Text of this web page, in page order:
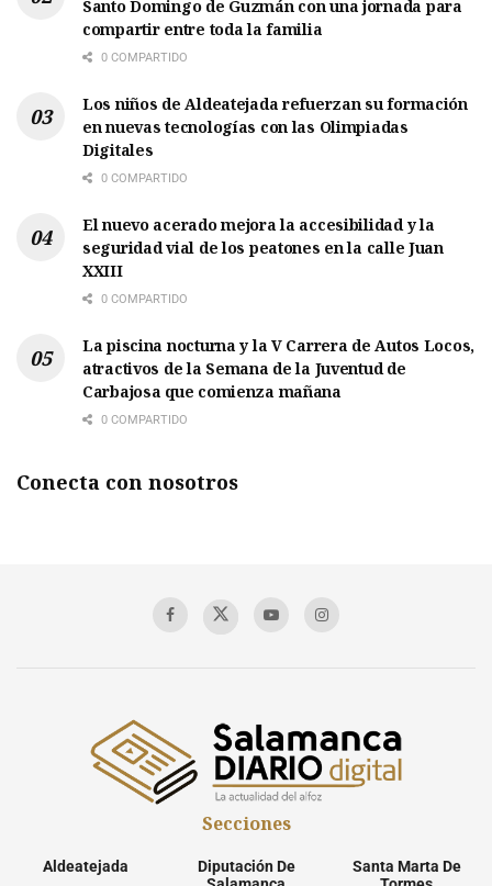
Santo Domingo de Guzmán con una jornada para
compartir entre toda la familia
0 COMPARTIDO
Los niños de Aldeatejada refuerzan su formación
en nuevas tecnologías con las Olimpiadas
Digitales
0 COMPARTIDO
El nuevo acerado mejora la accesibilidad y la
seguridad vial de los peatones en la calle Juan
XXIII
0 COMPARTIDO
La piscina nocturna y la V Carrera de Autos Locos,
atractivos de la Semana de la Juventud de
Carbajosa que comienza mañana
0 COMPARTIDO
Conecta con nosotros
Secciones
Aldeatejada
Diputación De
Santa Marta De